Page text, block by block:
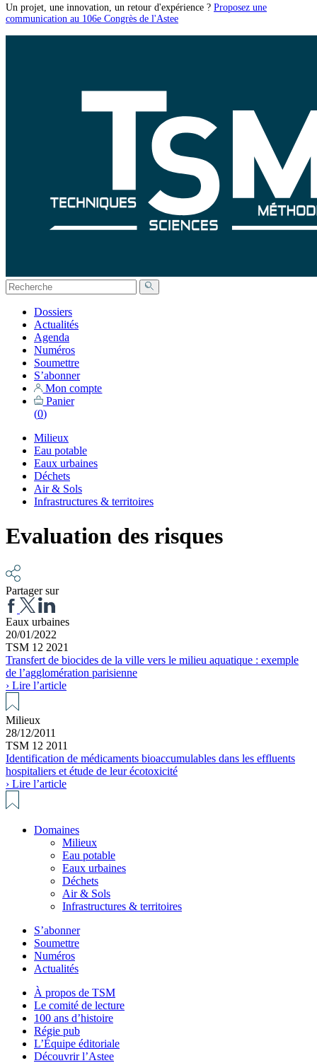
Un projet, une innovation, un retour d'expérience ? Proposez une
communication au 106e Congrès de l'Astee
Dossiers
Actualités
Agenda
Numéros
Soumettre
S’abonner
Mon compte
Panier
(0)
Milieux
Eau potable
Eaux urbaines
Déchets
Air & Sols
Infrastructures & territoires
Evaluation des risques
Partager sur
Eaux urbaines
20/01/2022
TSM 12 2021
Transfert de biocides de la ville vers le milieu aquatique : exemple
de l’agglomération parisienne
› Lire l’article
Milieux
28/12/2011
TSM 12 2011
Identification de médicaments bioaccumulables dans les effluents
hospitaliers et étude de leur écotoxicité
› Lire l’article
Domaines
Milieux
Eau potable
Eaux urbaines
Déchets
Air & Sols
Infrastructures & territoires
S’abonner
Soumettre
Numéros
Actualités
À propos de TSM
Le comité de lecture
100 ans d’histoire
Régie pub
L’Équipe éditoriale
Découvrir l’Astee